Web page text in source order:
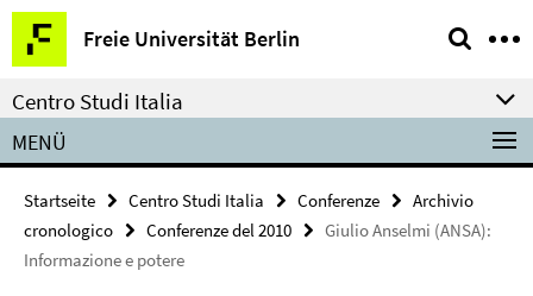
Springe
direkt
zu
Inhalt
Freie Universität Berlin
Service-
Navigation
Centro Studi Italia
MENÜ
Startseite Centro Studi Italia Conferenze
Archivio
cronologico
Conferenze del 2010
Giulio Anselmi (ANSA):
Informazione e potere